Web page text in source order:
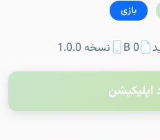
بازی
0 B نسخه 1.0.0
اپلیکیشن